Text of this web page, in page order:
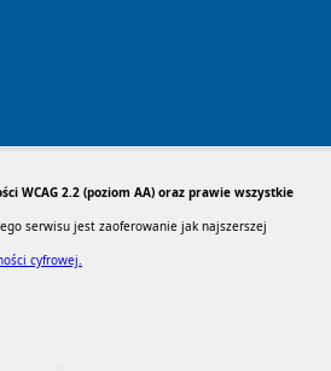
WCAG 2.2 (poziom AA) oraz prawie wszystkie
serwisu jest zaoferowanie jak najszerszej
cyfrowej.